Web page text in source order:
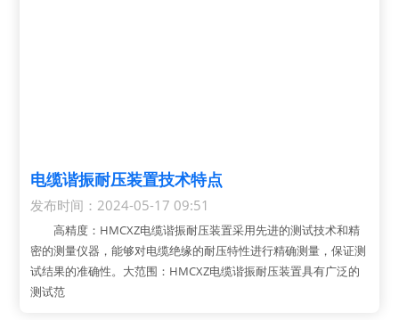
电缆谐振耐压装置技术特点
发布时间：2024-05-17 09:51
高精度：HMCXZ电缆谐振耐压装置采用先进的测试技术和精
密的测量仪器，能够对电缆绝缘的耐压特性进行精确测量，保证测
试结果的准确性。大范围：HMCXZ电缆谐振耐压装置具有广泛的
测试范